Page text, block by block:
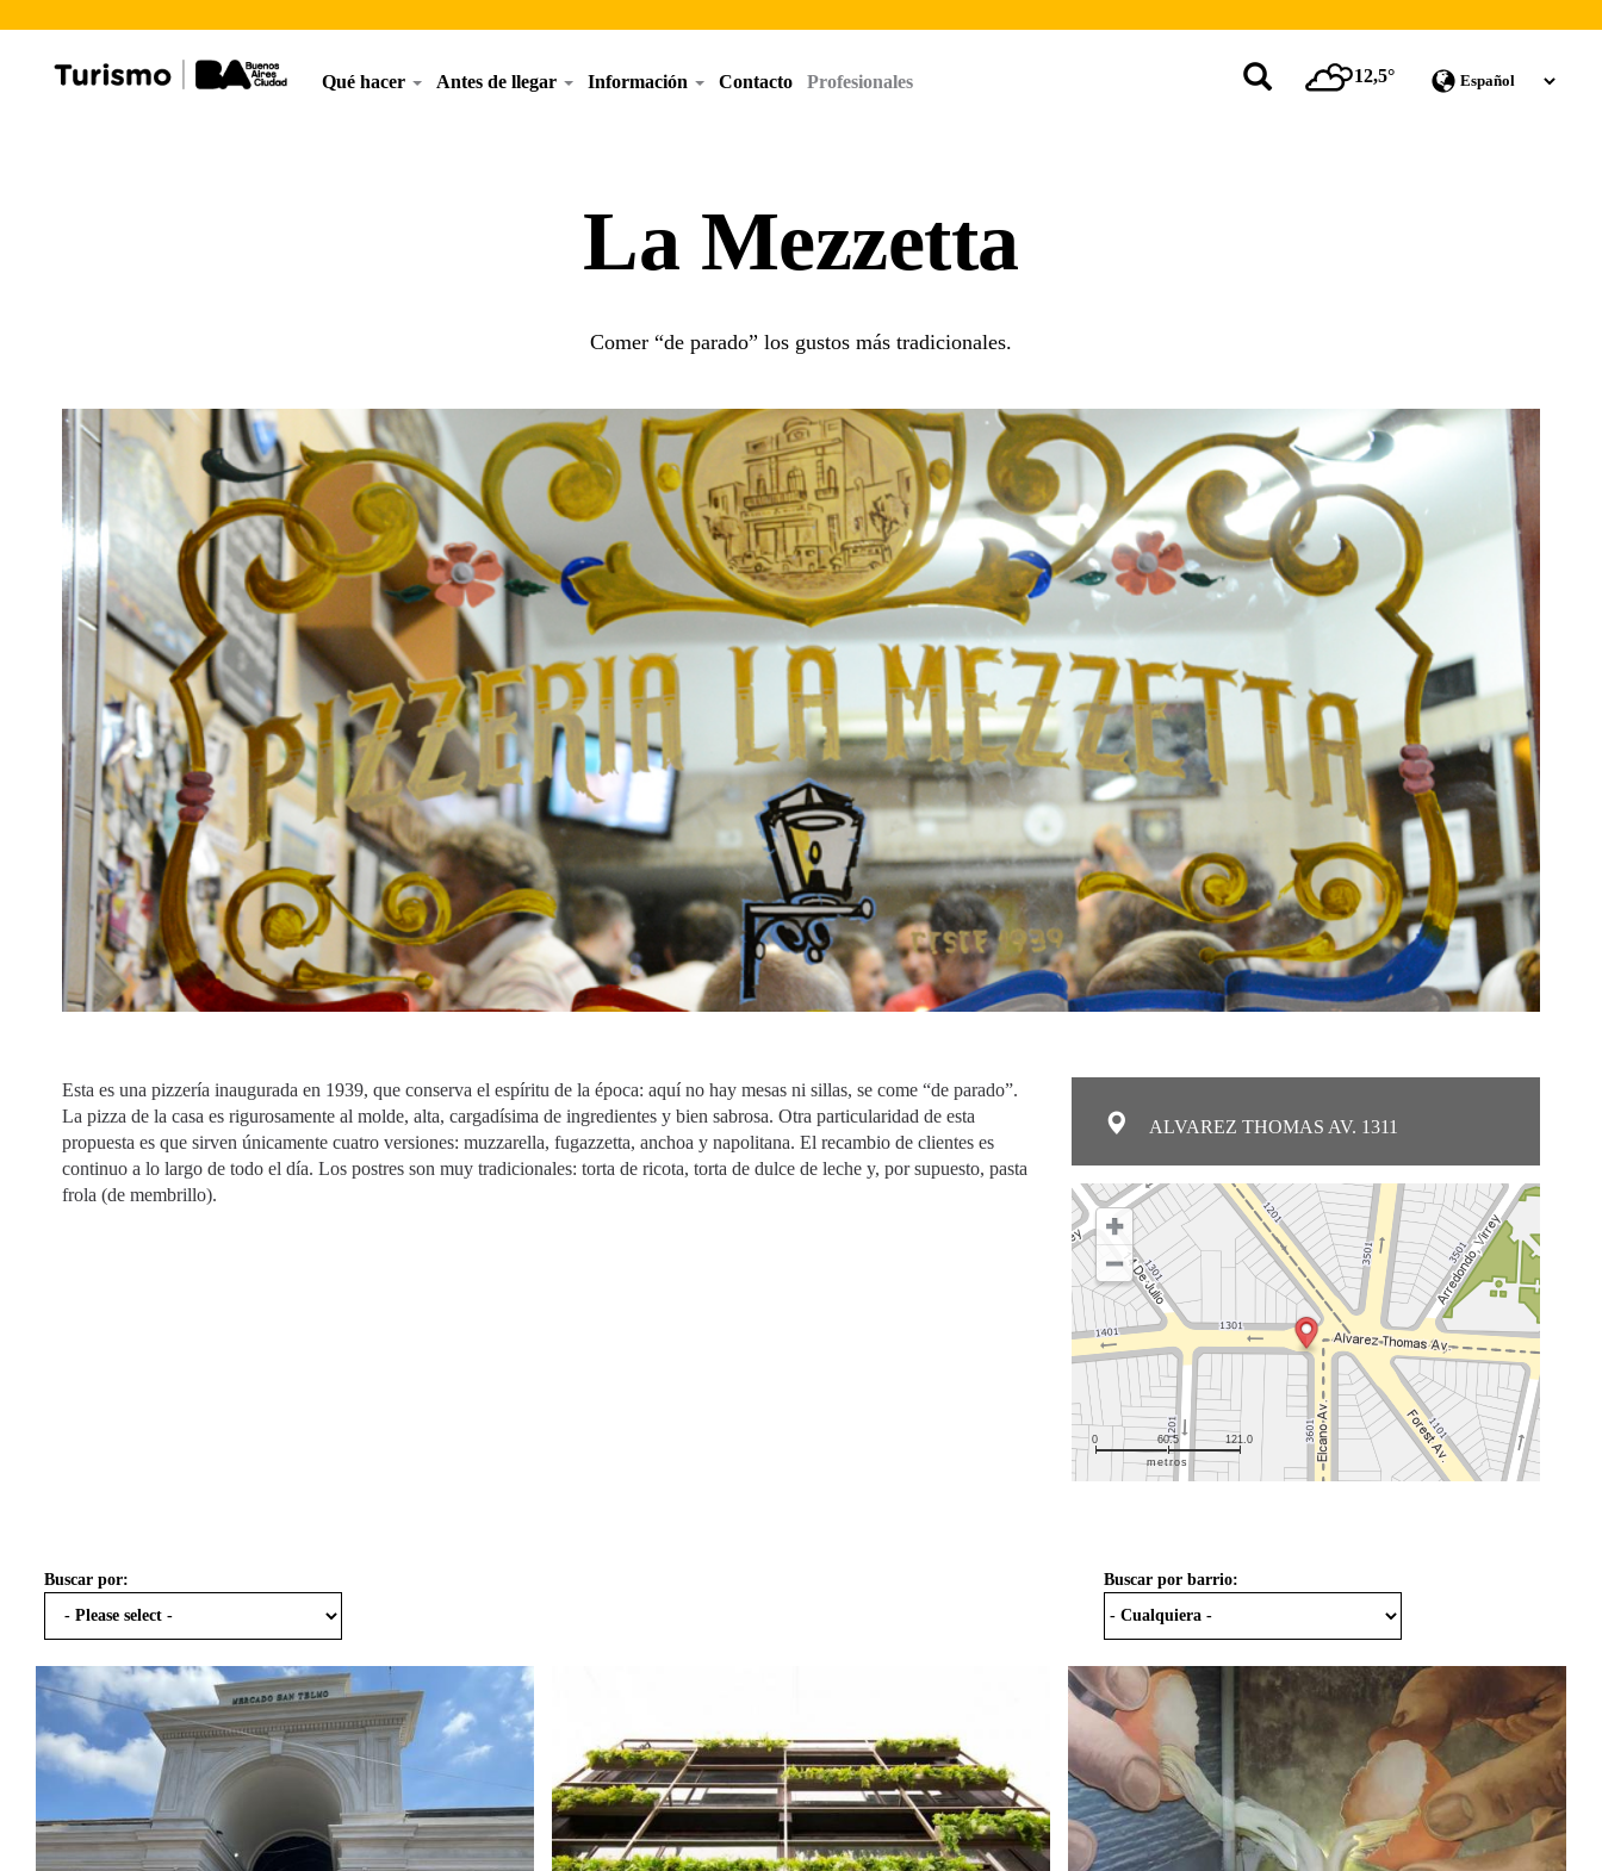
Qué hacer Antes de llegar Información Contacto Profesionales 12,5°
La Mezzetta
Comer “de parado” los gustos más tradicionales.
Esta es una pizzería inaugurada en 1939, que conserva el espíritu de la época: aquí no hay mesas ni sillas, se come “de parado”.
La pizza de la casa es rigurosamente al molde, alta, cargadísima de ingredientes y bien sabrosa. Otra particularidad de esta
propuesta es que sirven únicamente cuatro versiones: muzzarella, fugazzetta, anchoa y napolitana. El recambio de clientes es
continuo a lo largo de todo el día. Los postres son muy tradicionales: torta de ricota, torta de dulce de leche y, por supuesto, pasta
frola (de membrillo).
ALVAREZ THOMAS AV. 1311
metros
0 60.5 121.0
Buscar por barrio:
Buscar por: